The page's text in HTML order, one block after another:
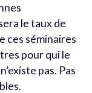
le taux de
ces séminaires
pour qui le
pas. Pas